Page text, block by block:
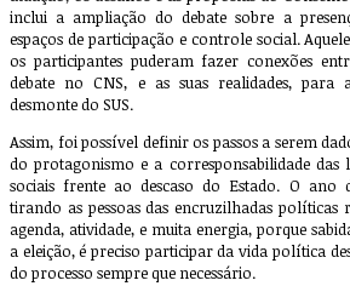
inclui a ampliação do debate sobre a
espaços de participação e controle social.
os participantes puderam fazer conexões
debate no CNS, e as suas realidades, para
desmonte do SUS.
Assim, foi possível definir os passos a serem
do protagonismo e a corresponsabilidade das
sociais frente ao descaso do Estado. O ano
tirando as pessoas das encruzilhadas
agenda, atividade, e muita energia, porque
a eleição, é preciso participar da vida política
do processo sempre que necessário.